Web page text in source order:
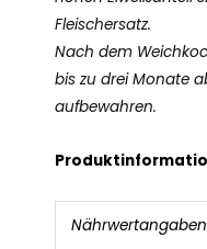
Fleischersatz.
Nach dem
bis zu drei Monate
aufbewahren.
Nährwertangaben